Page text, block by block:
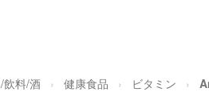
飲料/酒 健康食品 ビタミン